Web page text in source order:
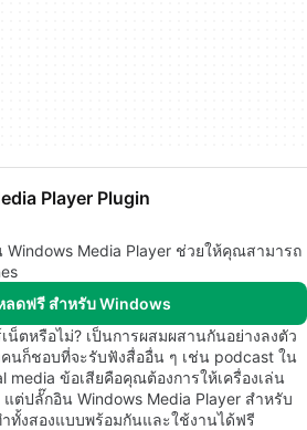
Player Plugin
Windows Media Player ช่วยให้คุณสามารถ
ลดฟรี สำหรับ Windows
ตหรือไม่? เป็นการผสมผสานกันอย่างลงตัว
คนก็ชอบที่จะรับฟังสื่ออื่น ๆ เช่น podcast ใน
media ข้อเสียคือคุณต้องการให้เครื่องเล่น
แต่ปลั๊กอิน Windows Media Player สำหรับ
ทั้งสองแบบพร้อมกันและใช้งานได้ฟรี